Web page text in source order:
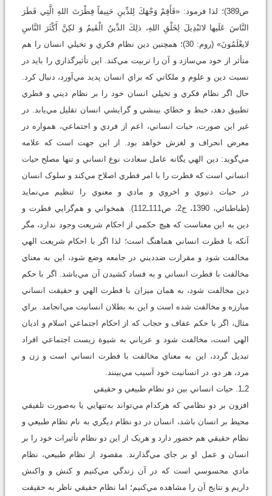
ص389)؛ لذا فرمود: «فَأَقِمْ وَجْهَكَ لِلدِّينِ حَنِيفاً فِطْرَتَ اللهِ الَّتِي فَطَرَ
النَّاسَ عَلَيها لاتَبْدِيلَ لِخَلْقِ اللهِ، ذلِكَ الدِّينُ الْقَيمُ وَ لكِنَّ أَكْثَرَ النَّاسِ
لايعْلَمُونَ» (روم: 30)؛ همچنين دين نظام فکري و تخيلي انسان را هم
متأثر از خود مي‌سازد و آن را تربيت مي‌کند. اين تأثيرگذاري را بايد در
نسبت دين و علوم و ملکاتي که براي انسان پديد مي‌آورد، دنبال کرد.
حال اگر نظام فکري و تخيلي انسان خود را بر نظام ديني و فطري
تطبيق دهد، خبط و خطاي بينشي و گرايشي انسان تقليل مي‌يابد. در
غير اين صورت، حيات انساني، اعم از فردي و اجتماعي، همواره در
معرض انحراف و لغزش خواهد بود. از اين جهت است که علامه
مي‌گويد: دين الهي يگانه عامل سعادت نوع انساني و تنها مصلح حيات
انساني است که فطرت را با امر فطري اصلاح مي‌کند و سلوک انسان
در حيات دنيوي و اخروي و مادي و معنوي را تنظيم مي‌نمايد
(طباطبائي، 1390، ج‏2، ص111ـ112). همخواني و هم‌گرايي فطرت و
دين به اين معناست که هيچ حکمي از احکام شريعت وجود ندارد، مگر
آنکه با فطرت انساني هماهنگ است؛ لذا اگر با احکام شريعت الهي
مخالفت شود و مقرارت ضدديني در جامعه وضع شود، اين به‌ معناي
مخالفت با فطرت انساني و به فساد کشيدن آن مي‌باشد. اگر با حکم
دين مخالفت شود، به همان ميزان با فطرت الهي و حقيقت انساني
مبارزه و مخالفت شده است و اين به بطلان انسانيت مي‌انجامد. براي
مثال، اگر با حکم عفاف و حجاب که از احکام اجتماعي اسلام و اديان
الهي است، مخالفت شود و عرياني به شيوة زيست اجتماعي افراد
تبديل گردد، اين به‌ معناي مخالفت با فطرت انساني است و زن و
مرد، هر دو، در انسانيت خود آسيب مي‌بينند.
2ـ1. حيات انساني بين دو نظام طبيعي و حقيقي
افزون بر دو نظامي که هرکدام مي‌تواند به‌تنهايي يا به‌صورت تلفيقي
محيط بر انسان باشد، انسان در دو نظام ديگري به‌ نام نظام طبيعي و
نظام حقيقي هم حضور دارد و هريک از اين دو نظام تأثيرات خود را بر
انسان و عمل او بر جاي مي‌گذارند. مقصود از نظام طبيعي، نظام
مادي محسوسي است که در آن زندگي مي‌کنيم و کنش و واکنش
داريم و نتايج آن را مشاهده مي‌کنيم؛ اما نظام حقيقي ناظر به حقيقت